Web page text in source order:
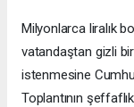
Milyonlarca liralık
vatandaştan gizli
istenmesine
Toplantının